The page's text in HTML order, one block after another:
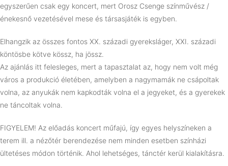
egyszerűen csak egy koncert, mert Orosz Csenge színművész /
énekesnő vezetésével mese és társasjáték is egyben.
Elhangzik az összes fontos XX. századi gyereksláger, XXI. századi
köntösbe kötve kössz, ha jössz.
Az ajánlás itt felesleges, mert a tapasztalat az, hogy nem volt még
város a produkció életében, amelyben a nagymamák ne csápoltak
volna, az anyukák nem kapkodták volna el a jegyeket, és a gyerekek
ne táncoltak volna.
FIGYELEM! Az előadás koncert műfajú, így egyes helyszíneken a
terem ill. a nézőtér berendezése nem minden esetben színházi
ültetéses módon történik. Ahol lehetséges, tánctér kerül kialakításra.